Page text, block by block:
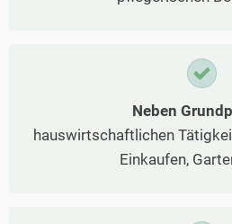
Neben
hauswirtschaftlichen
Einkaufen,